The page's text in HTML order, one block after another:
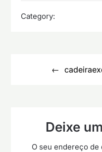
Category:
Deixe
O seu endereço de